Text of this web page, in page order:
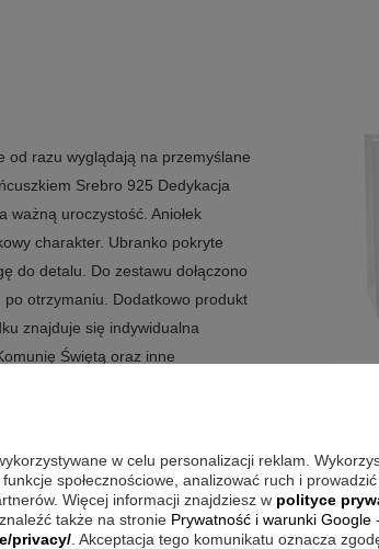
od razu wyglądają na przemyślane
Srebro 925 Dedykacja
ważną uroczystość. Aniołek
charakter. Ubranko pokryte
do detalu. Do zestawu dołączono
po otrzymaniu. Dodatkowo produkt
znajduje się indywidualna
Świętą oraz inne
biżuterii z elementem
się w charakter uroczystości
wyrazu. Ważne jest także to, że
w celu personalizacji reklam.
społecznościowe, analizować ruch i
Więcej informacji znajdziesz w polityce
także na stronie Prywatność i warunki Google -
privacy/ . Akceptacja tego komunikatu oznacza